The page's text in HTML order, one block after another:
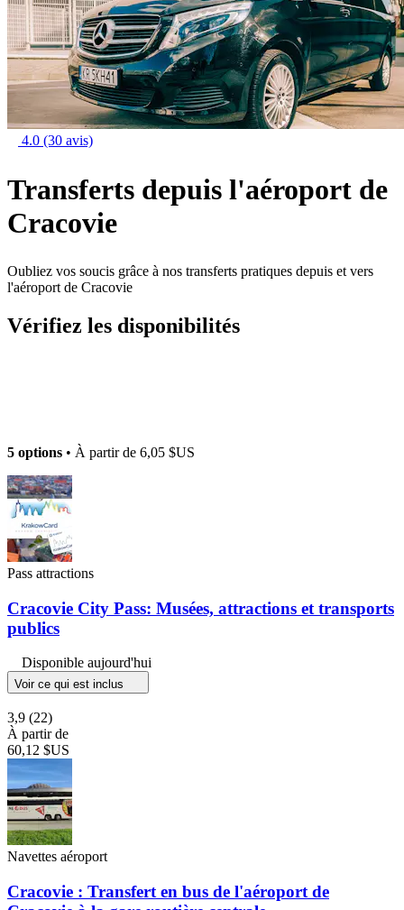
4.0 (30 avis)
Transferts depuis l'aéroport de
Cracovie
Oubliez vos soucis grâce à nos transferts pratiques depuis et vers
l'aéroport de Cracovie
Vérifiez les disponibilités
5 options • À partir de 6,05 $US
Pass attractions
Cracovie City Pass: Musées, attractions et transports
publics
Disponible aujourd'hui
Voir ce qui est inclus
3,9 (22)
À partir de
60,12 $US
Navettes aéroport
Cracovie : Transfert en bus de l'aéroport de